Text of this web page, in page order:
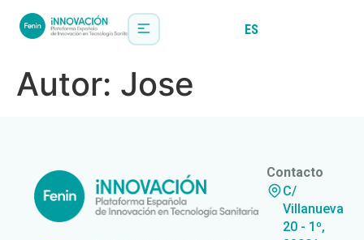
ES
EN
Autor: Jose
Contacto
C/
Villanueva
20 - 1º,